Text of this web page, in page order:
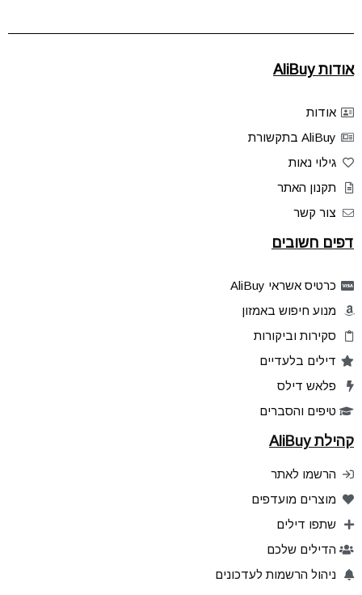
אודות AliBuy
אודות
AliBuy בתקשורת
גילוי נאות
תקנון האתר
צור קשר
דפים חשובים
כרטיס אשראי AliBuy
מנוע חיפוש באמזון
סקירות וביקורות
דילים בלעדיים
פלאש דילס
טיפים והסברים
קהילת AliBuy
הרשמו לאתר
מוצרים מועדפים
שתפו דילים
הדילים שלכם
ניהול הרשמות לעדכונים